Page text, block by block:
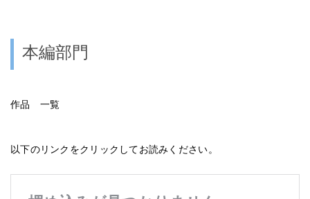
本編部門
作品 一覧
以下のリンクをクリックしてお読みください。